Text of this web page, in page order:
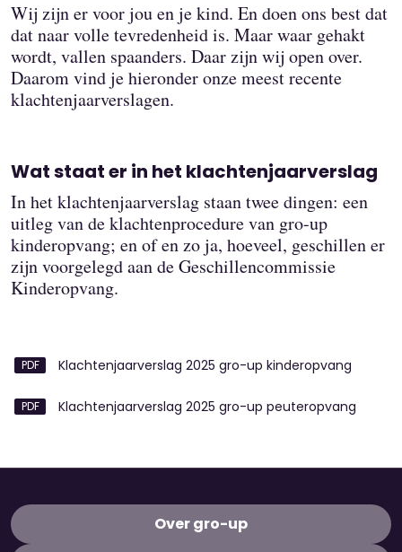
Wij zijn er voor jou en je kind. En doen ons best dat
dat naar volle tevredenheid is. Maar waar gehakt
wordt, vallen spaanders. Daar zijn wij open over.
Daarom vind je hieronder onze meest recente
klachtenjaarverslagen.
Wat staat er in het klachtenjaarverslag
In het klachtenjaarverslag staan twee dingen: een
uitleg van de klachtenprocedure van gro-up
kinderopvang; en of en zo ja, hoeveel, geschillen er
zijn voorgelegd aan de Geschillencommissie
Kinderopvang.
Klachtenjaarverslag 2025 gro-up kinderopvang
Klachtenjaarverslag 2025 gro-up peuteropvang
Over gro-up